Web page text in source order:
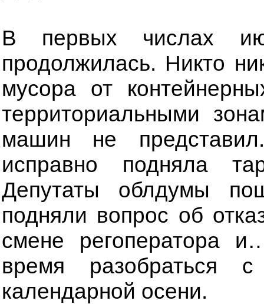
В первых числах
продолжилась. Никто
мусора от
территориальными
машин не
исправно подняла
Депутаты облдумы
подняли вопрос об
смене регоператора
время разобраться
календарной осени.